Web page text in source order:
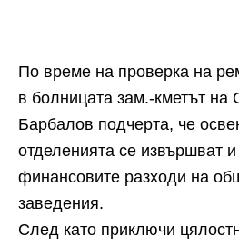
По време на проверка на
в болницата зам.-кметът
Барбалов подчерта, че
отделенията се извършват
финансовите разходи на
заведения.
След като приключи